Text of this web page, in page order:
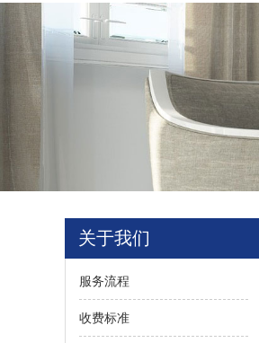
关于我们
服务流程
收费标准